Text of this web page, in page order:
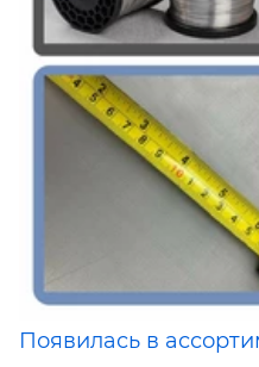
Появилась в